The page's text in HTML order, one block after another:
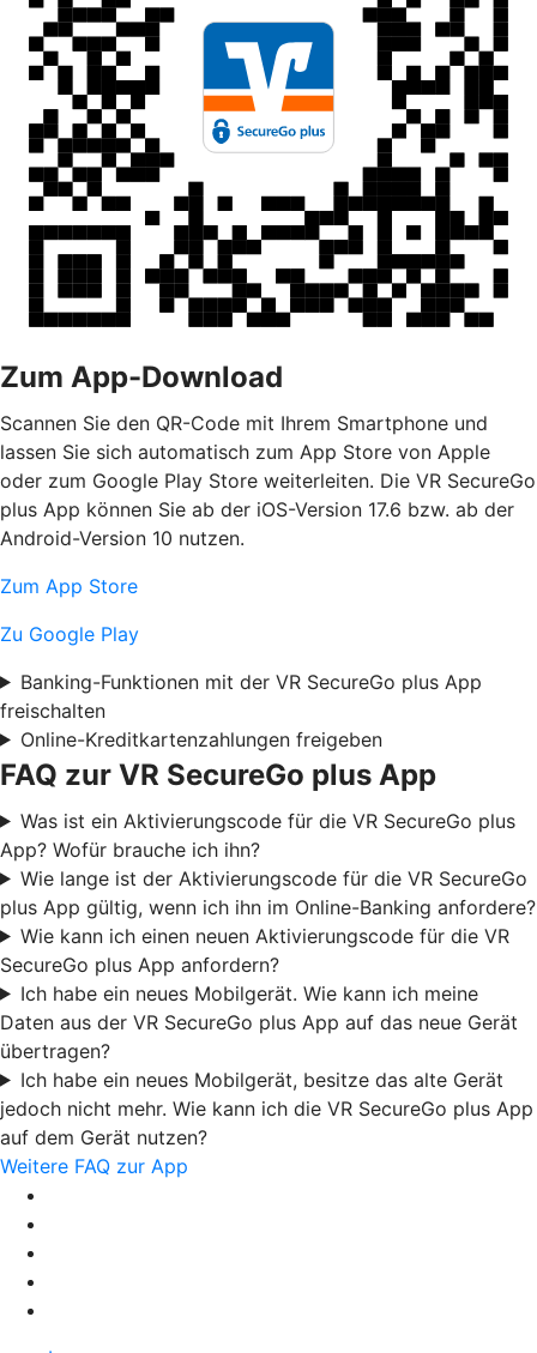
Zum App-Download
Scannen Sie den QR-Code mit Ihrem Smartphone und
lassen Sie sich automatisch zum App Store von Apple
oder zum Google Play Store weiterleiten. Die VR SecureGo
plus App können Sie ab der iOS-Version 17.6 bzw. ab der
Android-Version 10 nutzen.
Zum App Store
Zu Google Play
Banking-Funktionen mit der VR SecureGo plus App
freischalten
Online-Kreditkartenzahlungen freigeben
FAQ zur VR SecureGo plus App
Was ist ein Aktivierungscode für die VR SecureGo plus
App? Wofür brauche ich ihn?
Wie lange ist der Aktivierungscode für die VR SecureGo
plus App gültig, wenn ich ihn im Online-Banking anfordere?
Wie kann ich einen neuen Aktivierungscode für die VR
SecureGo plus App anfordern?
Ich habe ein neues Mobilgerät. Wie kann ich meine
Daten aus der VR SecureGo plus App auf das neue Gerät
übertragen?
Ich habe ein neues Mobilgerät, besitze das alte Gerät
jedoch nicht mehr. Wie kann ich die VR SecureGo plus App
auf dem Gerät nutzen?
Weitere FAQ zur App